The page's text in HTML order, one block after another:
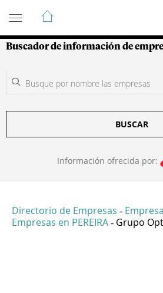
Guía de Empresas
Buscador de información de
BUSCAR
Información ofrecida por:
Directorio de Empresas -
Empresas en PEREIRA - Grupo